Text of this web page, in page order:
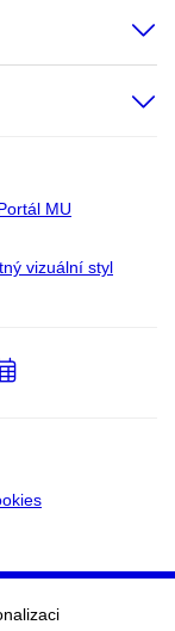
MU
vizuální styl
Přidat